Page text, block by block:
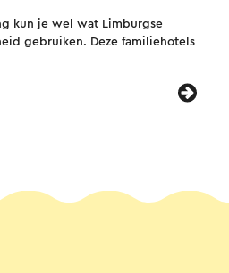
kun je wel wat Limburgse
gebruiken. Deze familiehotels